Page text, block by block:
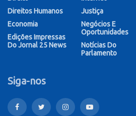
Direitos Humanos
Economia
Edições Impressas
Do Jornal 25 News
Justiça
Negócios E
Oportunidades
Notícias Do
Parlamento
Siga-nos